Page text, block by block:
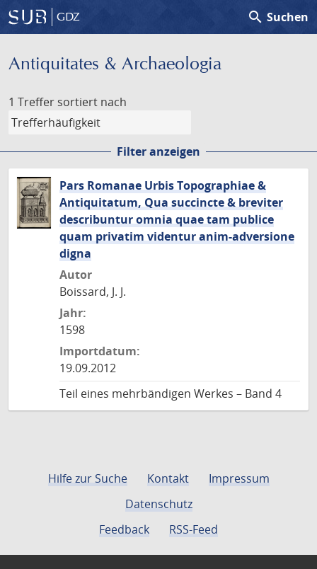
GDZ search Suchen
Antiquitates & Archaeologia
1 Treffer sortiert nach
Filter anzeigen
Pars Romanae Urbis Topographiae &
Antiquitatum, Qua succincte & breviter
describuntur omnia quae tam publice
quam privatim videntur anim-adversione
digna
Autor
Boissard, J. J.
Jahr:
1598
Importdatum:
19.09.2012
Teil eines mehrbändigen Werkes – Band 4
Hilfe zur Suche Kontakt
Impressum
Datenschutz
Feedback
RSS-Feed